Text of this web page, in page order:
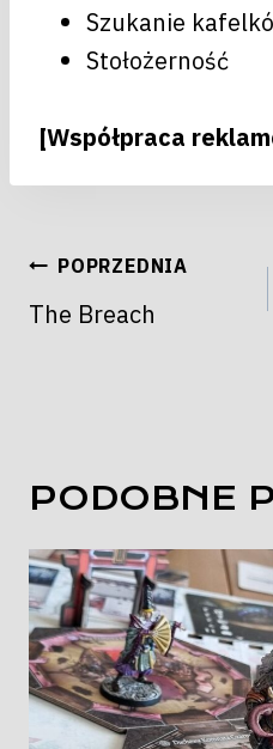
Szukanie
Stołożerność
[Współpraca
NAWIGACJA
WPISU
POPRZEDNIA
The Breach
PODOBNE